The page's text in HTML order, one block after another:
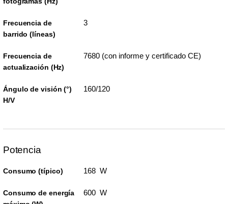
Frecuencia de
barrido (líneas)
3
Frecuencia de
actualización (Hz)
7680 (con informe y certificado CE)
Ángulo de visión (°)
H/V
160/120
Potencia
Consumo (típico) 168 W
Consumo de energía
600 W